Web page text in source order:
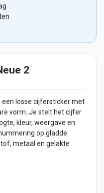
2
een losse cijfersticker met
vorm. Je stelt het cijfer
kleur, weergave en
op gladde
metaal en gelakte